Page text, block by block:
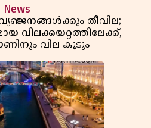
News
തീവില;
വിലക്കയറ്റത്തിലേക്ക്,
വില കൂടും